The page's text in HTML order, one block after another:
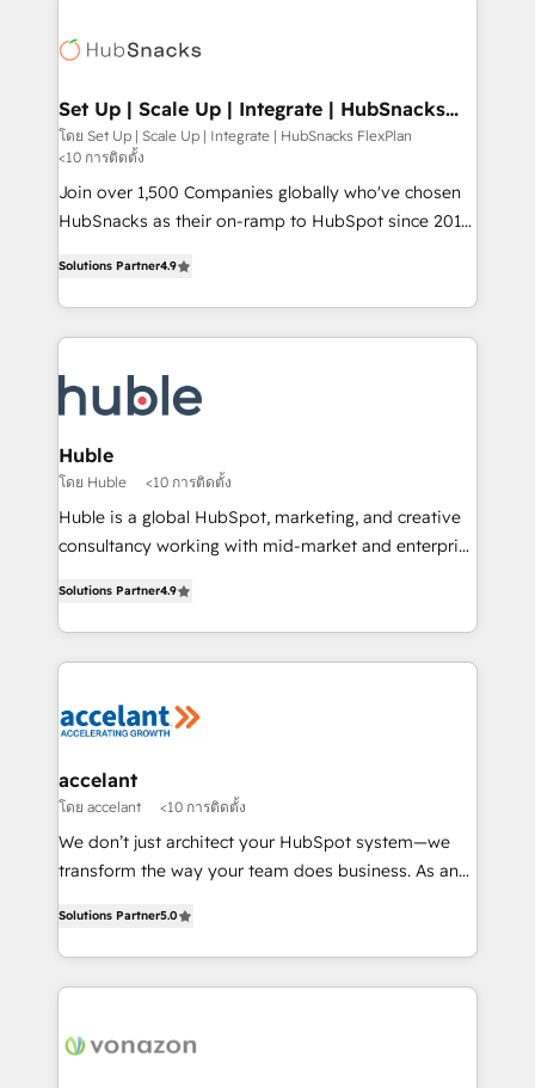
HubSpot COS Performance Award 🏆2014 HubSpot
COS Design Award 🏆2013 HubSpot Marketplace
Partner 📆Founded in 1997
HubSpot development: websites, custom modules,
marketing, advertising, campaigns, content and
design We connect people, data and technology to
improve customer experiences. With our bright
people, exciting ideas and can-do mentality, we
ensure revenue growth on a daily basis. So tell us
team of 100+ experts is ready for you! Driving digital
growth | www.brightdigital.com
Set Up | Scale Up | Integrate | HubSnacks
FlexPlan
โดย Set Up | Scale Up | Integrate | HubSnacks FlexPlan
<10 การติดตั้ง
Join over 1,500 Companies globally who've chosen
HubSnacks as their on-ramp to HubSpot since 2014
1️⃣ Set Up | Onboarding New or Check-fixing existing
HubSpot portals 2️⃣ Scale Up | 100% HubSpot Task
Execution... Global 24/7 ... All Experts 3️⃣ Integrate |
Slash months from your API Integration project... ⬅️
Click "Contact Business" ⬅️ to access 150+ Kickstart
Integration templates that put HubSpot in the center
of your tech stack, syncing... 🛍️ Shopify or
WooCommerce 💲 Stripe or Paypal 💰 Sage or
Netsuite 🤖 Google or Microsoft ✍️ DocuSign or
the rare Advanced "Custom Integrations"
Accreditation, securely sync data across... 🔄 any
new HubSpot portal with Advanced Website and
CRM Migrations using our in-house "HubScrub" Tool.
Solutions Partner4.9
Huble
โดย Huble <10 การติดตั้ง
Huble is a global HubSpot, marketing, and creative
consultancy working with mid-market and enterprise
the strategy, processes, and teams that turn
HubSpot into a genuine growth engine. Named
HubSpot's Global Partner of the Year in 2024,
worldwide, and with over 15 years in the ecosystem,
One company, one operating model, delivering
across offices and consulting teams in the UK, USA,
Canada, Germany, France, Belgium, Singapore, and
South Africa. Certified compliant with ISO/IEC
international offices and 175+ employees.
Solutions Partner4.9
accelant
โดย accelant <10 การติดตั้ง
We don’t just architect your HubSpot system—we
transform the way your team does business. As an
creating tailored, end-to-end CRM solutions that
accelerate growth, improve operational efficiency,
and ensure faster time to value on HubSpot. What
day one, our team takes the time to deeply
Solutions Partner5.0